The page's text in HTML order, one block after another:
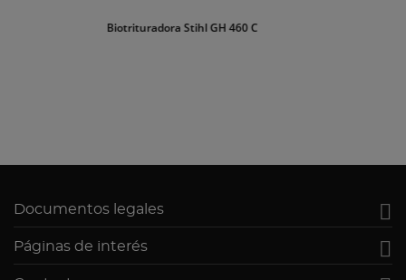
Triturador de ramas Benza BIO 413
Documentos legales 
Páginas de interés 